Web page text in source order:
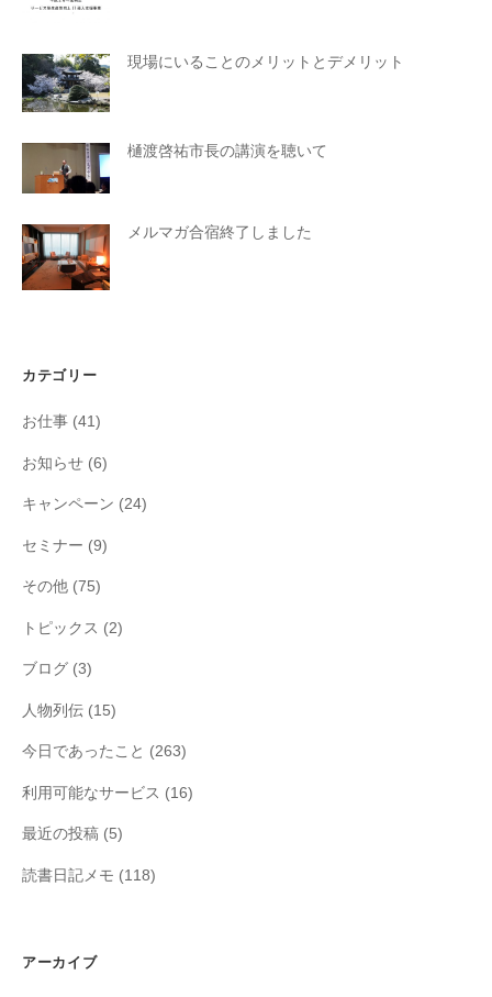
現場にいることのメリットとデメリット
樋渡啓祐市長の講演を聴いて
メルマガ合宿終了しました
カテゴリー
お仕事 (41)
お知らせ (6)
キャンペーン (24)
セミナー (9)
その他 (75)
トピックス (2)
ブログ (3)
人物列伝 (15)
今日であったこと (263)
利用可能なサービス (16)
最近の投稿 (5)
読書日記メモ (118)
アーカイブ